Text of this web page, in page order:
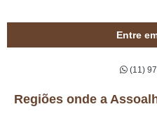
Entre
(11)
Regiões onde a